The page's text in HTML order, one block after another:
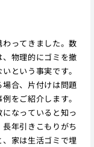
ってきました。数
物理的にゴミを撤
という事実です。
合、片付けは問題
をご紹介します。
なっていると知っ
年引きこもりがち
家は生活ゴミで埋